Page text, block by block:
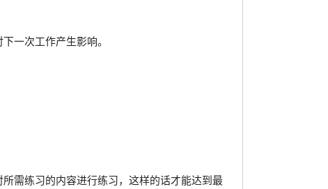
一次工作产生影响。
需练习的内容进行练习，这样的话才能达到最